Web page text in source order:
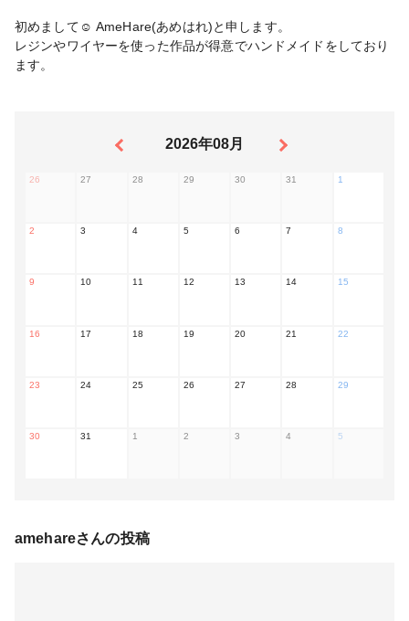
初めまして☺️ AmeHare(あめはれ)と申します。
レジンやワイヤーを使った作品が得意でハンドメイドをしており
ます。
2026年08月
26 27 28 29 30 31 1
2 3 4 5 6 7 8
9 10 11 12 13 14 15
16 17 18 19 20 21 22
23 24 25 26 27 28 29
30 31 1 2 3 4 5
amehareさんの投稿